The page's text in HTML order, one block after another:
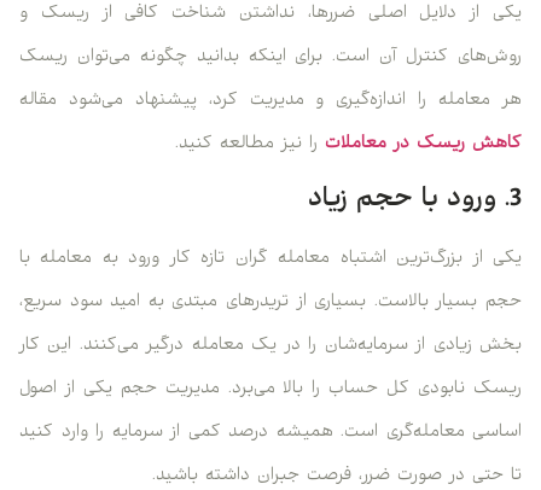
یکی از دلایل اصلی ضررها، نداشتن شناخت کافی از ریسک و
روش‌های کنترل آن است. برای اینکه بدانید چگونه می‌توان ریسک
هر معامله را اندازه‌گیری و مدیریت کرد، پیشنهاد می‌شود مقاله‌
کاهش ریسک در معاملات را نیز مطالعه کنید.
3. ورود با حجم زیاد
یکی از بزرگ‌ترین اشتباه معامله گران تازه کار ورود به معامله با
حجم بسیار بالاست. بسیاری از تریدرهای مبتدی به امید سود سریع،
بخش زیادی از سرمایه‌شان را در یک معامله درگیر می‌کنند. این کار
ریسک نابودی کل حساب را بالا می‌برد. مدیریت حجم یکی از اصول
اساسی معامله‌گری است. همیشه درصد کمی از سرمایه را وارد کنید
تا حتی در صورت ضرر، فرصت جبران داشته باشید.